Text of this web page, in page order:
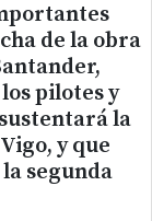
de la obra
pilotes y
la
y que
segunda